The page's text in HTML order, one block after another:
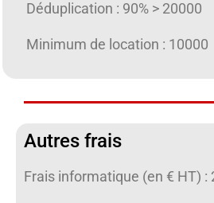
Déduplication : 90% > 20000
Minimum de location : 10000
Autres frais
Frais informatique (en € HT) :